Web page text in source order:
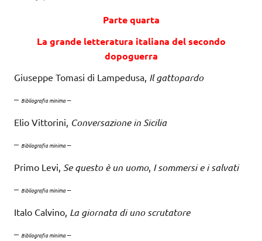
Parte quarta
La grande letteratura italiana del secondo
dopoguerra
Giuseppe Tomasi di Lampedusa, Il gattopardo
– Bibliografia minima–
Elio Vittorini, Conversazione in Sicilia
– Bibliografia minima–
Primo Levi, Se questo è un uomo, I sommersi e i salvati
– Bibliografia minima–
Italo Calvino, La giornata di uno scrutatore
– Bibliografia minima–